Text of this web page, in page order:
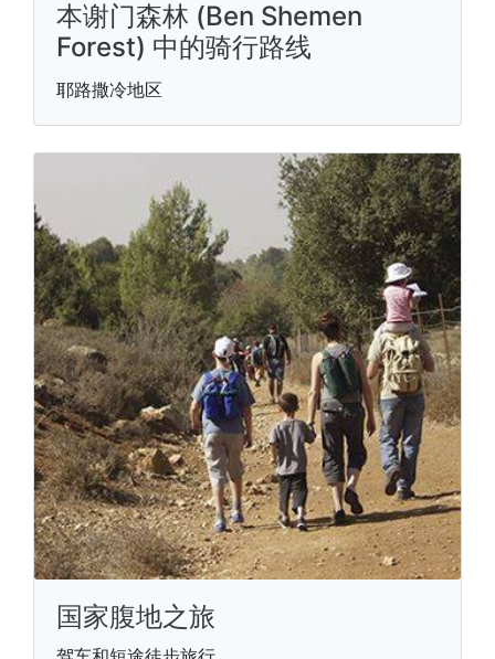
本谢门森林 (Ben Shemen
Forest) 中的骑行路线
耶路撒冷地区
国家腹地之旅